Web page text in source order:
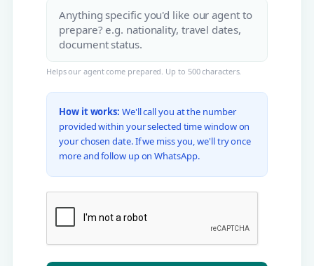
Helps our agent come prepared. Up to 500 characters.
How it works: We'll call you at the number
provided within your selected time window on
your chosen date. If we miss you, we'll try once
more and follow up on WhatsApp.